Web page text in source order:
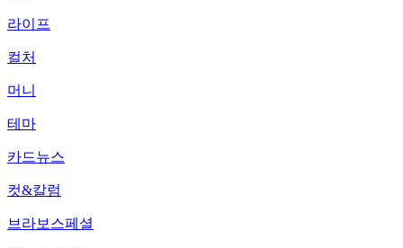
라이프
컬처
머니
테마
카드뉴스
컷&칼럼
브라보스페셜